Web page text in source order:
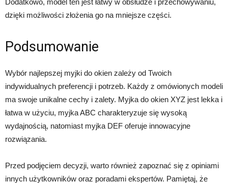
Dodatkowo, model ten jest łatwy w obsłudze i przechowywaniu,
dzięki możliwości złożenia go na mniejsze części.
Podsumowanie
Wybór najlepszej myjki do okien zależy od Twoich
indywidualnych preferencji i potrzeb. Każdy z omówionych modeli
ma swoje unikalne cechy i zalety. Myjka do okien XYZ jest lekka i
łatwa w użyciu, myjka ABC charakteryzuje się wysoką
wydajnością, natomiast myjka DEF oferuje innowacyjne
rozwiązania.
Przed podjęciem decyzji, warto również zapoznać się z opiniami
innych użytkowników oraz poradami ekspertów. Pamiętaj, że